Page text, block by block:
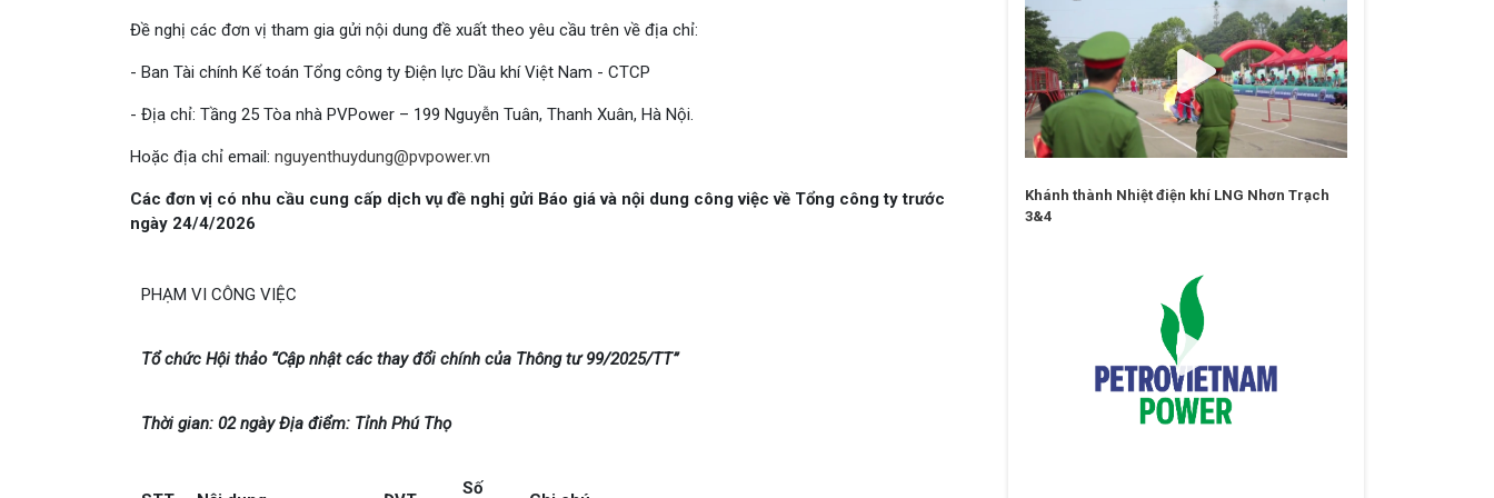
Đề nghị các đơn vị tham gia gửi nội dung đề xuất theo yêu cầu trên về địa chỉ:
- Ban Tài chính Kế toán Tổng công ty Điện lực Dầu khí Việt Nam - CTCP
- Địa chỉ: Tầng 25 Tòa nhà PVPower – 199 Nguyễn Tuân, Thanh Xuân, Hà Nội.
Hoặc địa chỉ email: nguyenthuydung@pvpower.vn
Các đơn vị có nhu cầu cung cấp dịch vụ đề nghị gửi Báo giá và nội dung công việc về Tổng công ty trước
ngày 24/4/2026
PHẠM VI CÔNG VIỆC
Tổ chức Hội thảo “Cập nhật các thay đổi chính của Thông tư 99/2025/TT”
Thời gian: 02 ngày Địa điểm: Tỉnh Phú Thọ
Số
Khánh thành Nhiệt điện khí LNG Nhơn Trạch
3&4